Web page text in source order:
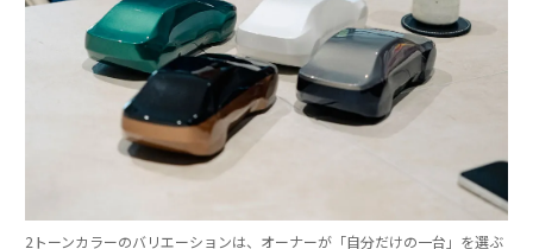
2トーンカラーのバリエーションは、オーナーが「自分だけの一台」を選ぶ